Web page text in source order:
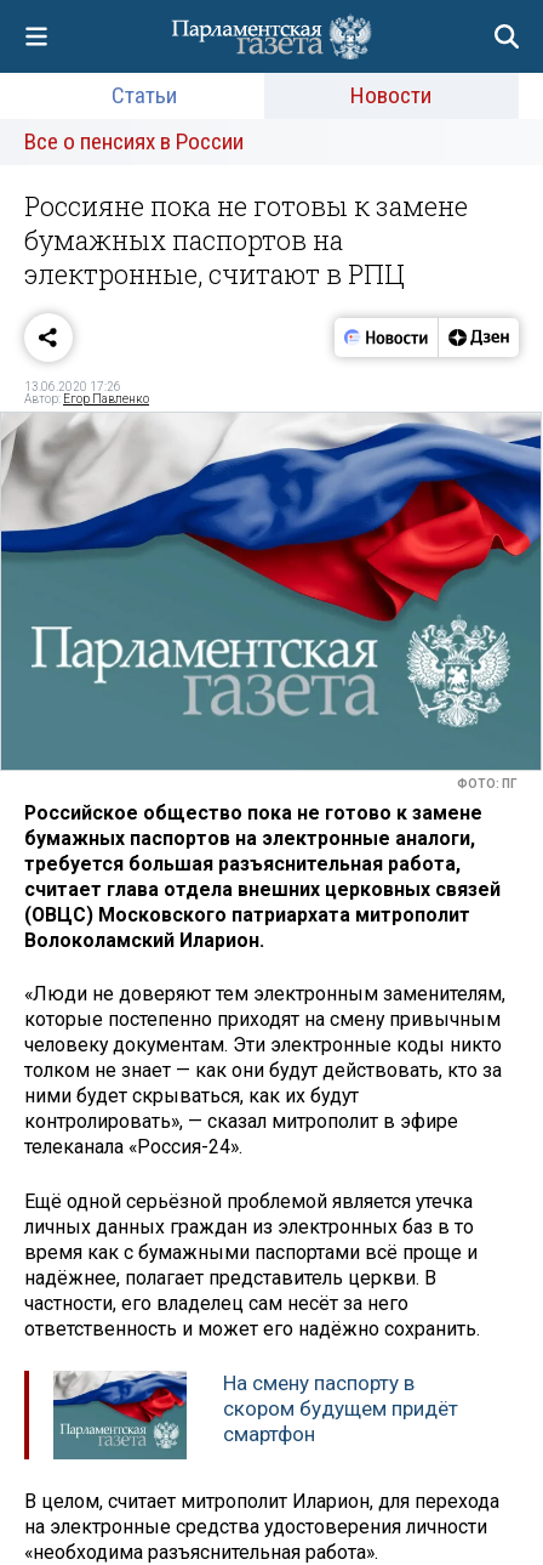
Статьи
Новости
Все о пенсиях в России
Россияне пока не готовы к замене
бумажных паспортов на
электронные, считают в РПЦ
13.06.2020 17:26
Автор: Егор Павленко
ФОТО: ПГ
Российское общество пока не готово к замене
бумажных паспортов на электронные аналоги,
требуется большая разъяснительная работа,
считает глава отдела внешних церковных связей
(ОВЦС) Московского патриархата митрополит
Волоколамский Иларион.
«Люди не доверяют тем электронным заменителям,
которые постепенно приходят на смену привычным
человеку документам. Эти электронные коды никто
толком не знает — как они будут действовать, кто за
ними будет скрываться, как их будут
контролировать», — сказал митрополит в эфире
телеканала «Россия-24».
Ещё одной серьёзной проблемой является утечка
личных данных граждан из электронных баз в то
время как с бумажными паспортами всё проще и
надёжнее, полагает представитель церкви. В
частности, его владелец сам несёт за него
ответственность и может его надёжно сохранить.
На смену паспорту в
скором будущем придёт
смартфон
В целом, считает митрополит Иларион, для перехода
на электронные средства удостоверения личности
«необходима разъяснительная работа».